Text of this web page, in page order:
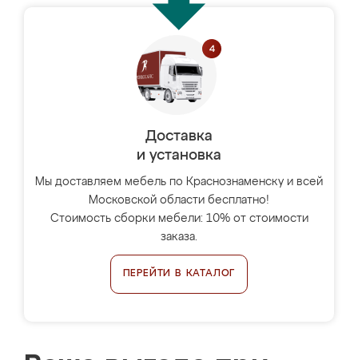
Доставка
и установка
Мы доставляем мебель по Краснознаменску и всей
Московской области бесплатно!
Стоимость сборки мебели: 10% от стоимости
заказа.
ПЕРЕЙТИ В КАТАЛОГ